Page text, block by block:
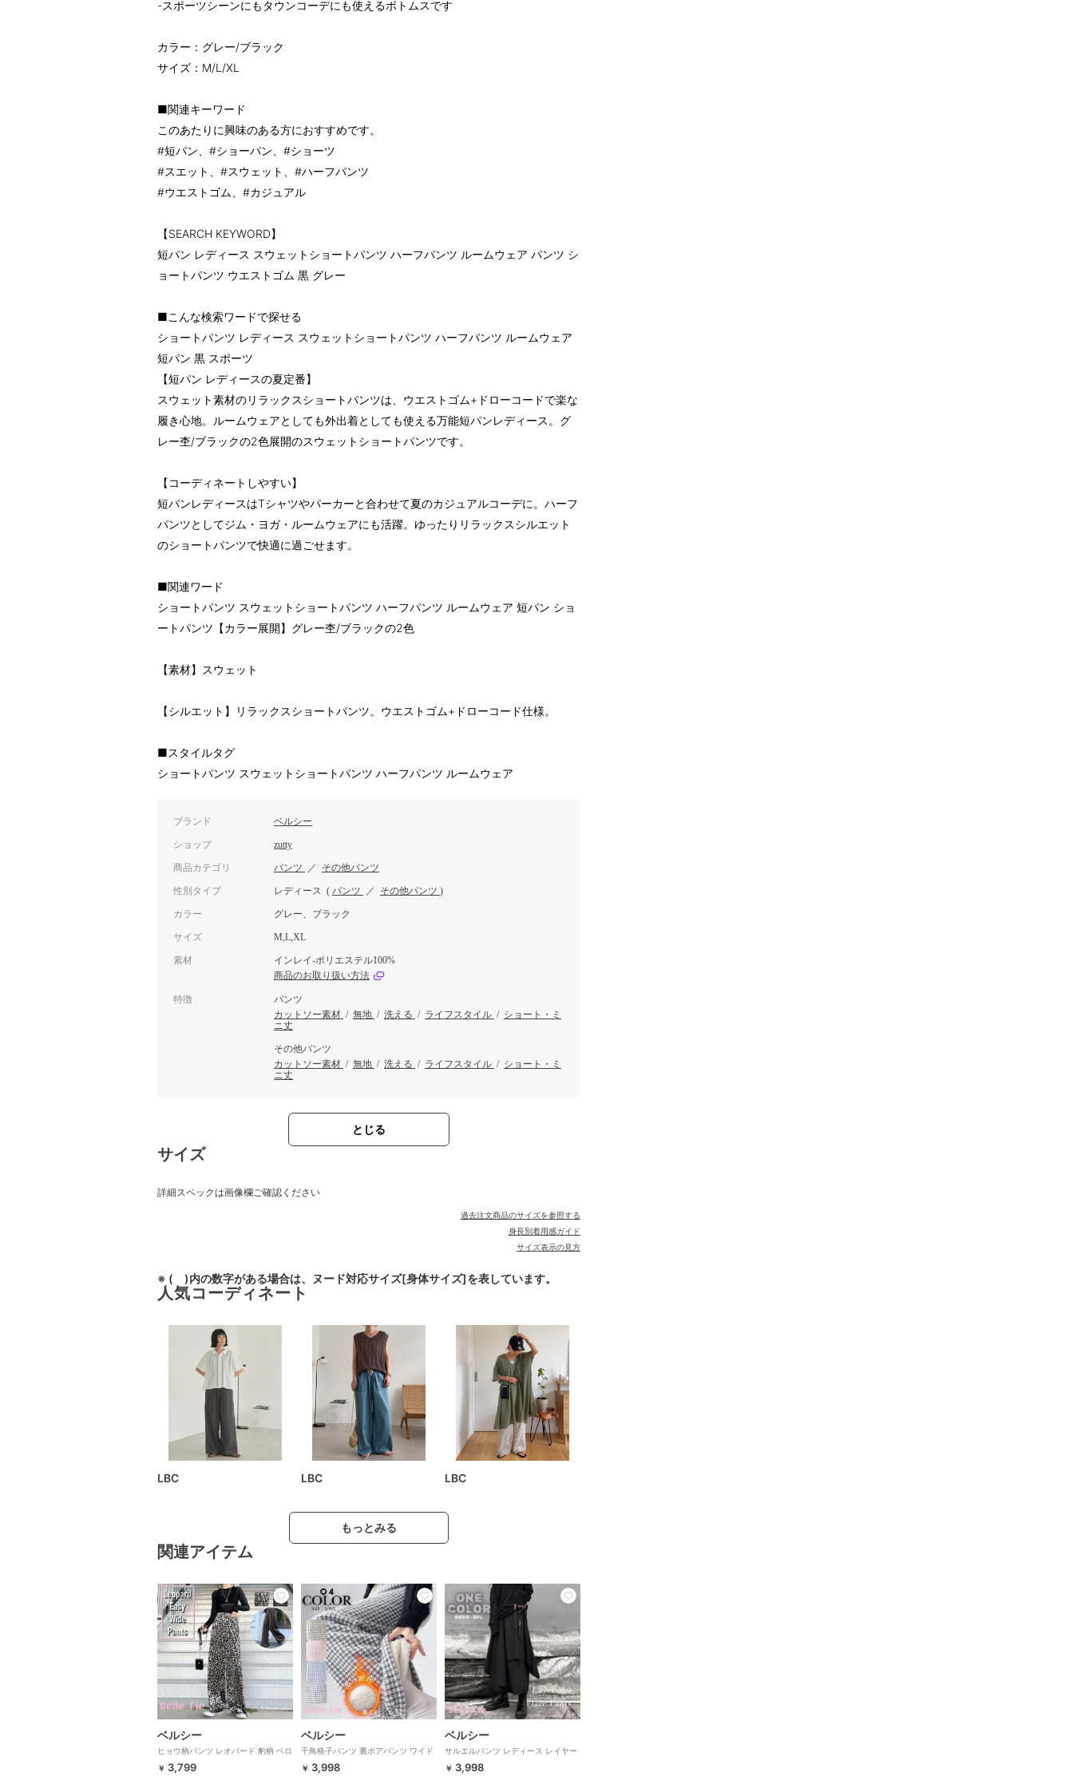
-スポーツシーンにもタウンコーデにも使えるボトムスです
カラー：グレー/ブラック
サイズ：M/L/XL
■関連キーワード
このあたりに興味のある方におすすめです。
#短パン、#ショーパン、#ショーツ
#スエット、#スウェット、#ハーフパンツ
#ウエストゴム、#カジュアル
【SEARCH KEYWORD】
短パン レディース スウェットショートパンツ ハーフパンツ ルームウェア パンツ シ
ョートパンツ ウエストゴム 黒 グレー
■こんな検索ワードで探せる
ショートパンツ レディース スウェットショートパンツ ハーフパンツ ルームウェア
短パン 黒 スポーツ
【短パン レディースの夏定番】
スウェット素材のリラックスショートパンツは、ウエストゴム+ドローコードで楽な
履き心地。ルームウェアとしても外出着としても使える万能短パンレディース。グ
レー杢/ブラックの2色展開のスウェットショートパンツです。
【コーディネートしやすい】
短パンレディースはTシャツやパーカーと合わせて夏のカジュアルコーデに。ハーフ
パンツとしてジム・ヨガ・ルームウェアにも活躍。ゆったりリラックスシルエット
のショートパンツで快適に過ごせます。
■関連ワード
ショートパンツ スウェットショートパンツ ハーフパンツ ルームウェア 短パン ショ
ートパンツ【カラー展開】グレー杢/ブラックの2色
【素材】スウェット
【シルエット】リラックスショートパンツ。ウエストゴム+ドローコード仕様。
■スタイルタグ
ショートパンツ スウェットショートパンツ ハーフパンツ ルームウェア
ブランド ベルシー
ショップ zutty
商品カテゴリ パンツ ／ その他パンツ
性別タイプ レディース ( パンツ ／ その他パンツ )
カラー グレー、ブラック
サイズ M,L,XL
素材
インレイ-ポリエステル100%
商品のお取り扱い方法
特徴
パンツ
カットソー素材 / 無地 / 洗える / ライフスタイル / ショート・ミ
ニ丈
その他パンツ
カットソー素材 / 無地 / 洗える / ライフスタイル / ショート・ミ
ニ丈
とじる
サイズ
詳細スペックは画像欄ご確認ください
過去注文商品のサイズを参照する
身長別着用感ガイド
サイズ表示の見方
※ ( )内の数字がある場合は、ヌード対応サイズ[身体サイズ]を表しています。
人気コーディネート
LBC LBC LBC
もっとみる
関連アイテム
ベルシー
ヒョウ柄パンツ レオパード 豹柄 ベロ
ア ワイドパンツ ガウチョ 韓国 きれ
いめ 黒 レディース
￥ 3,799
ベルシー
千鳥格子パンツ 裏ボアパンツ ワイド
パンツ ストレートパンツ あったか 韓
国 レディース
￥ 3,998
ベルシー
サルエルパンツ レディース レイヤー
ドワイドパンツ 黒 大きいサイズ S-
￥ 3,998